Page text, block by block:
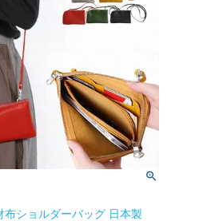
布ショルダーバッグ 日本製